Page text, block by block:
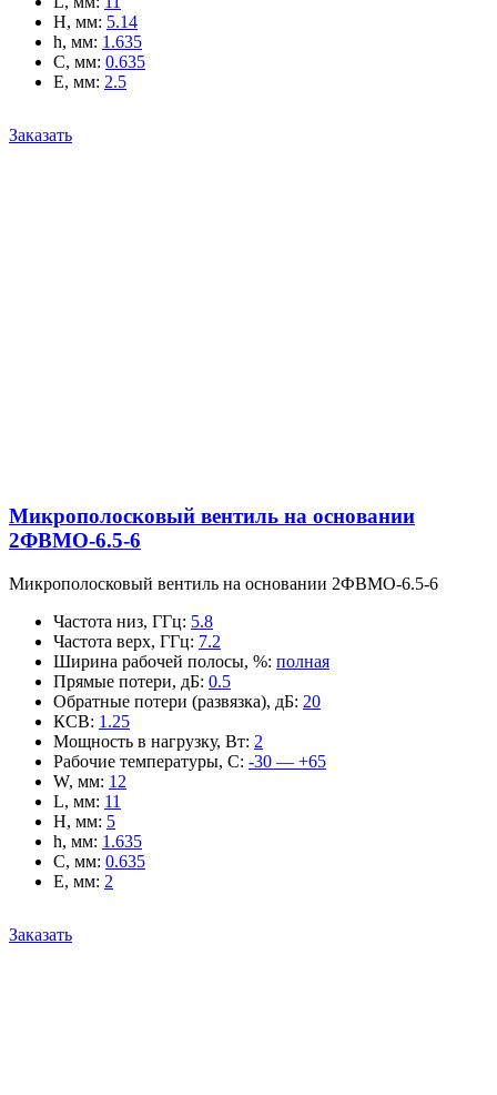
H, мм: 5.14
h, мм: 1.635
C, мм: 0.635
E, мм: 2.5
Заказать
Микрополосковый вентиль на основании
2ФВМO-6.5-6
Микрополосковый вентиль на основании 2ФВМO-6.5-6
Частота низ, ГГц: 5.8
Частота верх, ГГц: 7.2
Ширина рабочей полосы, %: полная
Прямые потери, дБ: 0.5
Обратные потери (развязка), дБ: 20
КСВ: 1.25
Мощность в нагрузку, Вт: 2
Рабочие температуры, С: -30 — +65
W, мм: 12
L, мм: 11
H, мм: 5
h, мм: 1.635
C, мм: 0.635
E, мм: 2
Заказать